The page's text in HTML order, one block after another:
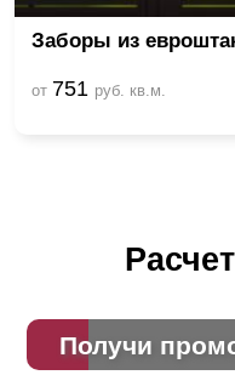
Заборы из
от 751 руб. кв.м.
Получи